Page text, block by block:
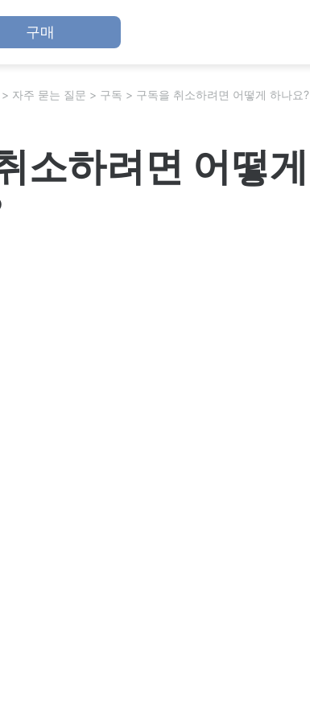
구매
자주 묻는 질문 구독 구독을 취소하려면 어떻게 하나요?
소하려면 어떻게